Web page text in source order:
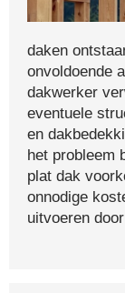
daken
onvoldoende
dakwerker
eventuele
en
het probleem
plat dak
onnodige
uitvoeren